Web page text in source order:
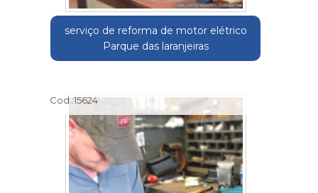
serviço de reforma de motor elétrico
Parque das laranjeiras
Cod.:15624